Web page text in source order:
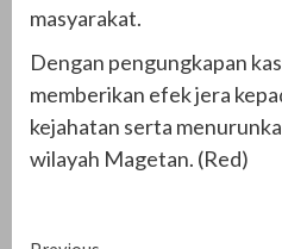
masyarakat.
Dengan pengungkapan
memberikan efek jera
kejahatan serta
wilayah Magetan. (Red)